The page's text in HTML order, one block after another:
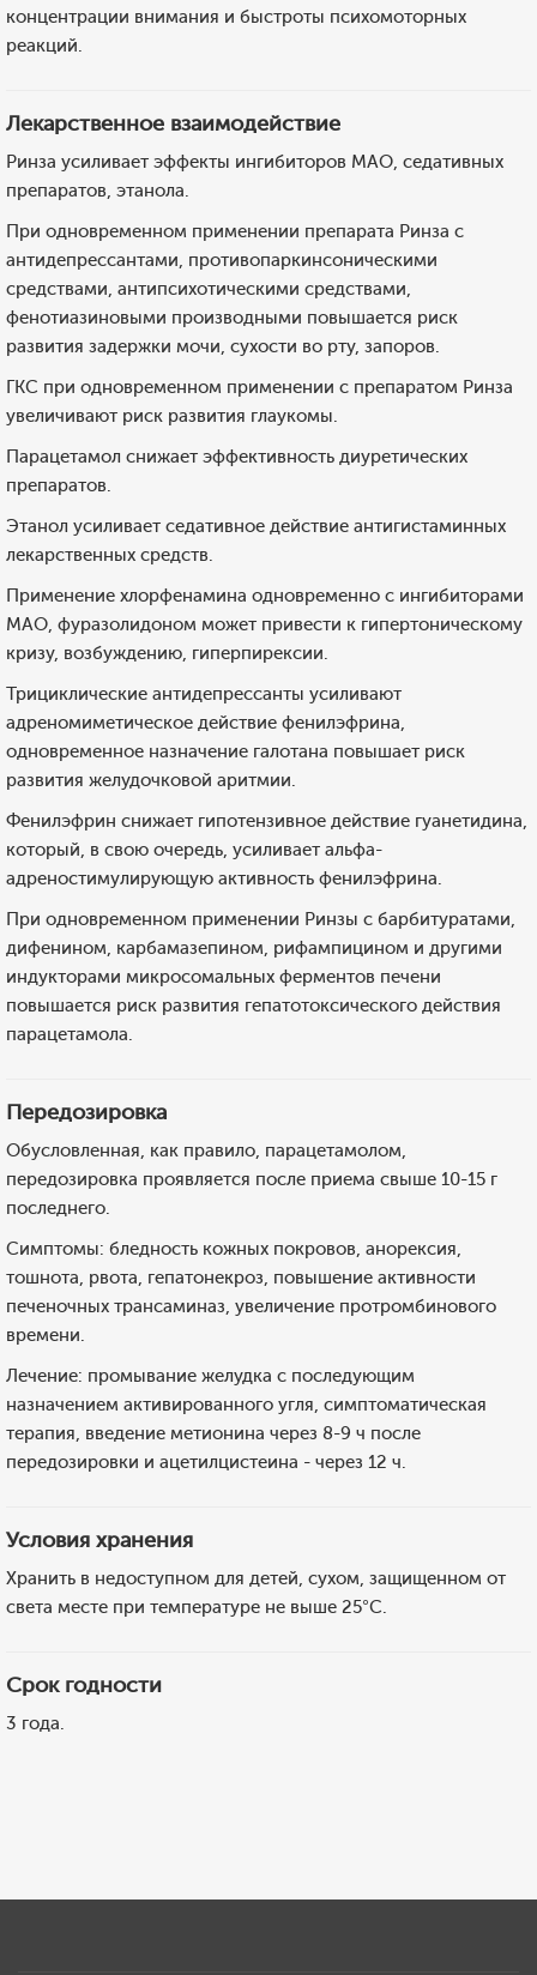
концентрации внимания и быстроты психомоторных
реакций.
Лекарственное взаимодействие
Ринза усиливает эффекты ингибиторов МАО, седативных
препаратов, этанола.
При одновременном применении препарата Ринза с
антидепрессантами, противопаркинсоническими
средствами, антипсихотическими средствами,
фенотиазиновыми производными повышается риск
развития задержки мочи, сухости во рту, запоров.
ГКС при одновременном применении с препаратом Ринза
увеличивают риск развития глаукомы.
Парацетамол снижает эффективность диуретических
препаратов.
Этанол усиливает седативное действие антигистаминных
лекарственных средств.
Применение хлорфенамина одновременно с ингибиторами
МАО, фуразолидоном может привести к гипертоническому
кризу, возбуждению, гиперпирексии.
Трициклические антидепрессанты усиливают
адреномиметическое действие фенилэфрина,
одновременное назначение галотана повышает риск
развития желудочковой аритмии.
Фенилэфрин снижает гипотензивное действие гуанетидина,
который, в свою очередь, усиливает альфа-
адреностимулирующую активность фенилэфрина.
При одновременном применении Ринзы с барбитуратами,
дифенином, карбамазепином, рифампицином и другими
индукторами микросомальных ферментов печени
повышается риск развития гепатотоксического действия
парацетамола.
Передозировка
Обусловленная, как правило, парацетамолом,
передозировка проявляется после приема свыше 10-15 г
последнего.
Симптомы: бледность кожных покровов, анорексия,
тошнота, рвота, гепатонекроз, повышение активности
печеночных трансаминаз, увеличение протромбинового
времени.
Лечение: промывание желудка с последующим
назначением активированного угля, симптоматическая
терапия, введение метионина через 8-9 ч после
передозировки и ацетилцистеина - через 12 ч.
Условия хранения
Хранить в недоступном для детей, сухом, защищенном от
света месте при температуре не выше 25°C.
Срок годности
3 года.